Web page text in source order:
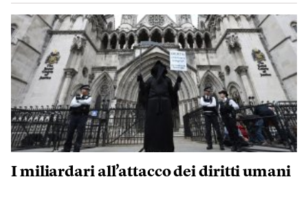
I miliardari all’attacco dei diritti umani